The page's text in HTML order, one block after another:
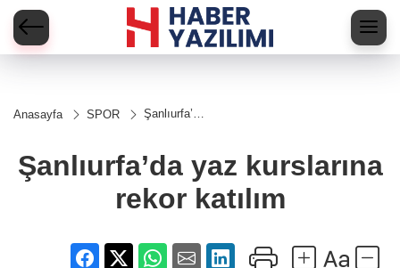
Anasayfa SPOR
Şanlıurfa’da
rekor
katılım
Şanlıurfa’da yaz kurslarına
rekor katılım